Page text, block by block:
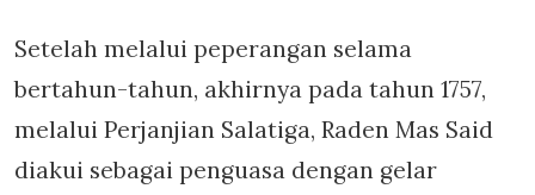
Setelah melalui peperangan selama
bertahun-tahun, akhirnya pada tahun 1757,
melalui Perjanjian Salatiga, Raden Mas Said
diakui sebagai penguasa dengan gelar